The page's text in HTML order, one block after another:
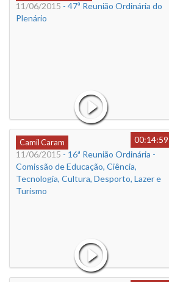
11/06/2015 - 47ª Reunião Ordinária do
Plenário
Camil Caram
00:14:59
11/06/2015 - 16ª Reunião Ordinária -
Comissão de Educação, Ciência,
Tecnologia, Cultura, Desporto, Lazer e
Turismo